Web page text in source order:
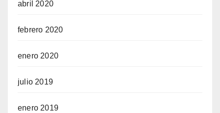
abril 2020
febrero 2020
enero 2020
julio 2019
enero 2019